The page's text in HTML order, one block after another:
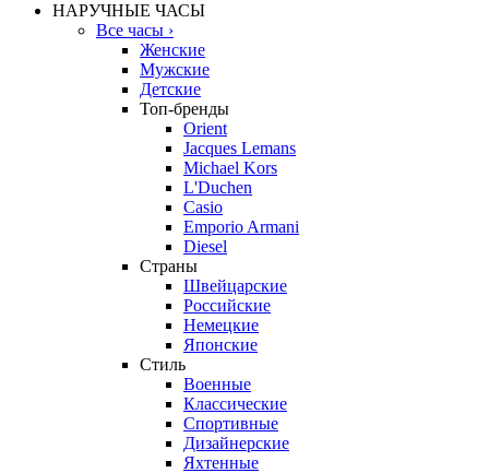
НАРУЧНЫЕ ЧАСЫ
Все часы ›
Женские
Мужские
Детские
Топ-бренды
Orient
Jacques Lemans
Michael Kors
L'Duchen
Casio
Emporio Armani
Diesel
Страны
Швейцарские
Российские
Немецкие
Японские
Стиль
Военные
Классические
Спортивные
Дизайнерские
Яхтенные